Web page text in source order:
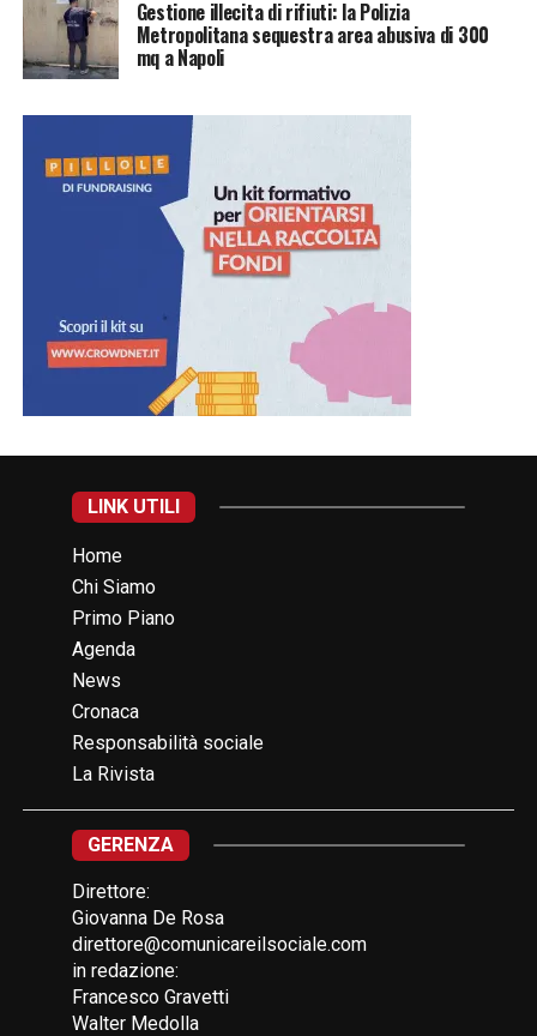
Gestione illecita di rifiuti: la Polizia
Metropolitana sequestra area abusiva di 300
mq a Napoli
LINK UTILI
Home
Chi Siamo
Primo Piano
Agenda
News
Cronaca
Responsabilità sociale
La Rivista
GERENZA
Direttore:
Giovanna De Rosa
direttore@comunicareilsociale.com
in redazione:
Francesco Gravetti
Walter Medolla